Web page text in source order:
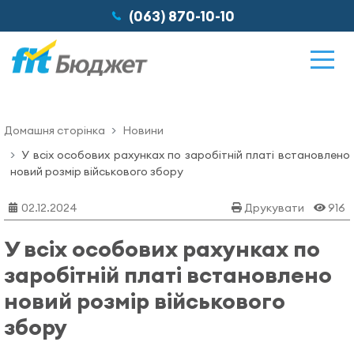
(063) 870-10-10
Можливості
Ціни
Про нас
Домашня сторінка
Новини
У всіх особових рахунках по заробітній платі встановлено
новий розмір військового збору
02.12.2024 Друкувати 916
У всіх особових рахунках по
заробітній платі встановлено
новий розмір військового
збору